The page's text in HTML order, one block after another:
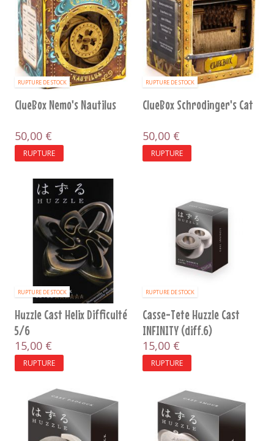
RUPTURE DE STOCK
ClueBox Nemo's Nautilus
50,00 €
RUPTURE
RUPTURE DE STOCK
ClueBox Schrodinger's Cat
50,00 €
RUPTURE
RUPTURE DE STOCK
Huzzle Cast Helix Difficulté
5/6
15,00 €
RUPTURE
RUPTURE DE STOCK
Casse-Tete Huzzle Cast
INFINITY (diff.6)
15,00 €
RUPTURE